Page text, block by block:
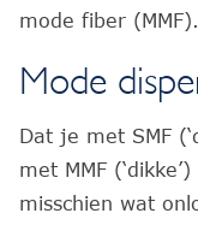
mode fiber (MMF).
Mode
Dat je met SMF
met MMF
misschien wat